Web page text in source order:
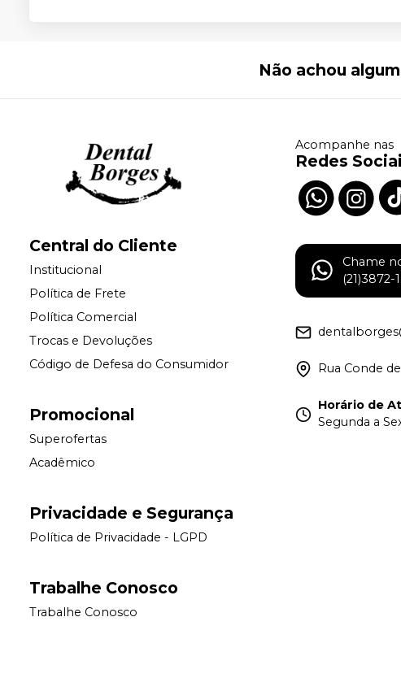
Não achou
Central do Cliente
Institucional
Política de Frete
Política Comercial
Trocas e Devoluções
Código de Defesa do Consumidor
Promocional
Superofertas
Acadêmico
Privacidade e Segurança
Política de Privacidade - LGPD
Trabalhe Conosco
Trabalhe Conosco
Acompanhe nas
Redes
Chame
(21)3872-
Rua Conde
Horário de
Segunda a